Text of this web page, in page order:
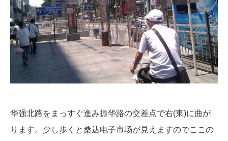
华强北路をまっすぐ進み振华路の交差点で右(東)に曲が
ります。少し歩くと桑达电子市场が見えますのでここの